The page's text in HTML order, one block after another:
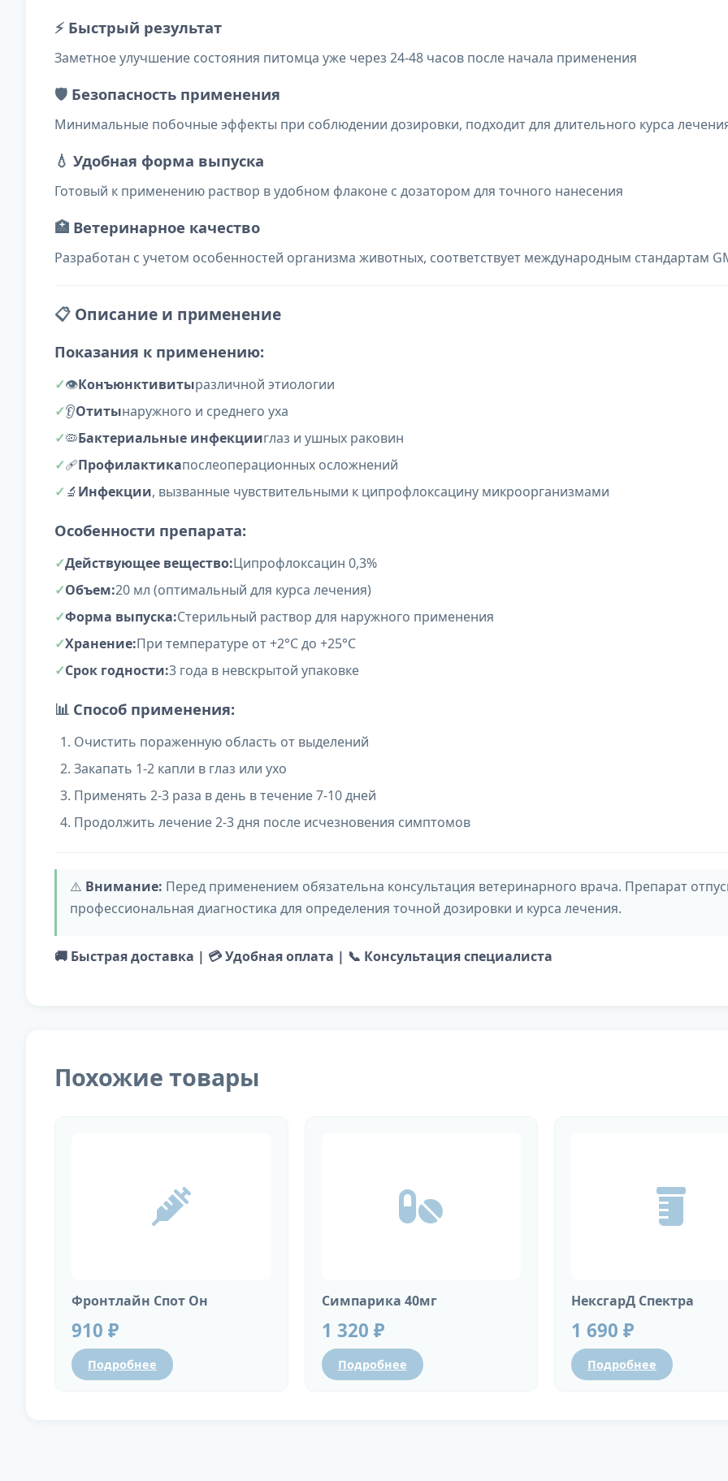
⚡ Быстрый результат
Заметное улучшение состояния питомца уже через 24-48 часов после начала применения
🛡️ Безопасность применения
Минимальные побочные эффекты при соблюдении дозировки, подходит для длительного курса
💧 Удобная форма выпуска
Готовый к применению раствор в удобном флаконе с дозатором для точного нанесения
🏥 Ветеринарное качество
Разработан с учетом особенностей организма животных, соответствует международным стандартам
📋 Описание и применение
Показания к применению:
👁️Конъюнктивитыразличной этиологии
👂Отитынаружного и среднего уха
🦠Бактериальные инфекцииглаз и ушных раковин
🩹Профилактикапослеоперационных осложнений
🔬 Инфекции, вызванные чувствительными к ципрофлоксацину микроорганизмами
Особенности препарата:
Действующее вещество:Ципрофлоксацин 0,3%
Объем:20 мл (оптимальный для курса лечения)
Форма выпуска:Стерильный раствор для наружного применения
Хранение:При температуре от +2°C до +25°C
Срок годности:3 года в невскрытой упаковке
📊 Способ применения:
Очистить пораженную область от выделений
Закапать 1-2 капли в глаз или ухо
Применять 2-3 раза в день в течение 7-10 дней
Продолжить лечение 2-3 дня после исчезновения симптомов
⚠️ Внимание: Перед применением обязательна консультация ветеринарного врача. Препарат
профессиональная диагностика для определения точной дозировки и курса лечения.
🚚 Быстрая доставка | 💳 Удобная оплата | 📞 Консультация специалиста
Похожие товары
Фронтлайн Спот Он
910 ₽
Подробнее
Симпарика 40мг
1 320 ₽
Подробнее
НексгарД Спектра
1 690 ₽
Подробнее